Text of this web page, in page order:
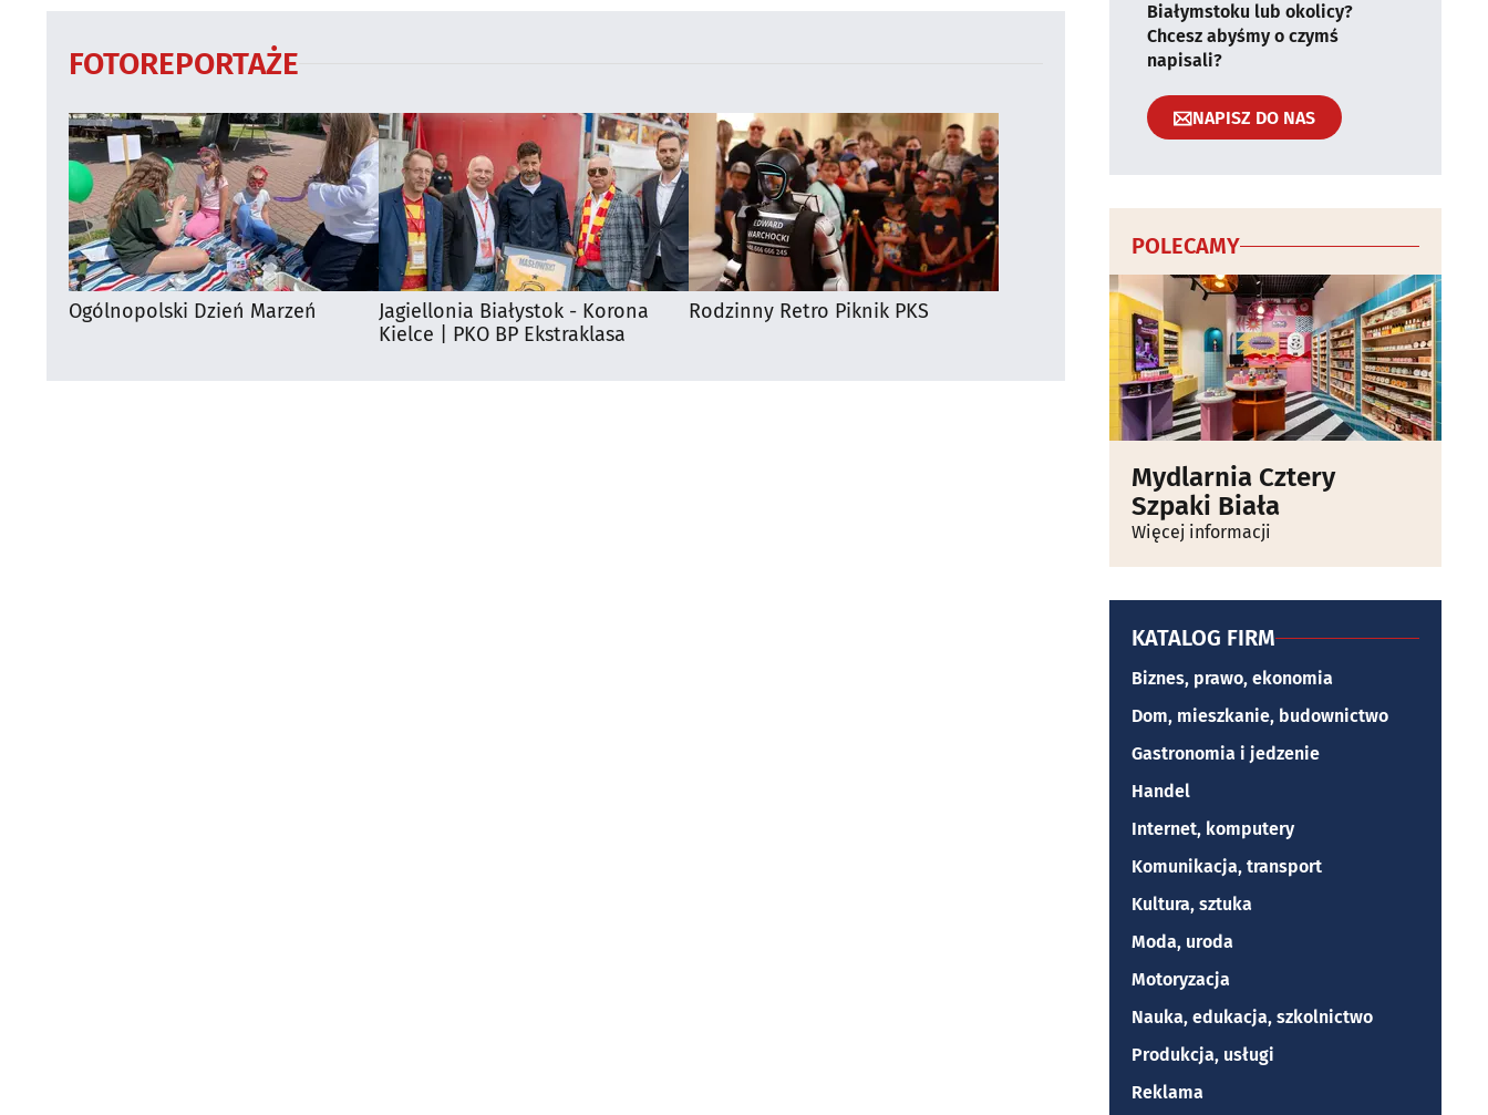
FOTOREPORTAŻE
Ogólnopolski Dzień Marzeń
Jagiellonia Białystok - Korona
Kielce | PKO BP Ekstraklasa
Rodzinny Retro Piknik PKS
Białymstoku lub okolicy?
Chcesz abyśmy o czymś
napisali?
NAPISZ DO NAS
POLECAMY
Mydlarnia Cztery
Szpaki Biała
Więcej informacji
KATALOG FIRM
Biznes, prawo, ekonomia
Dom, mieszkanie, budownictwo
Gastronomia i jedzenie
Handel
Internet, komputery
Komunikacja, transport
Kultura, sztuka
Moda, uroda
Motoryzacja
Nauka, edukacja, szkolnictwo
Produkcja, usługi
Reklama